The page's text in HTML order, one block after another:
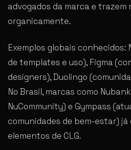
advogados da marca e trazem
organicamente.
Exemplos globais conhecidos:
de templates e uso), Figma
designers), Duolingo
No Brasil, marcas como
NuCommunity) e Gympass
comunidades de bem-estar) já
elementos de CLG.